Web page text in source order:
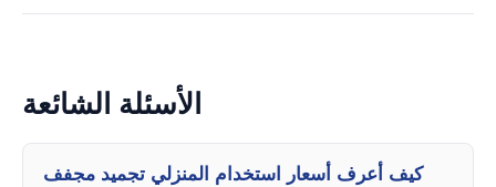
الأسئلة الشائعة
كيف أعرف أسعار استخدام المنزلي تجميد مجفف